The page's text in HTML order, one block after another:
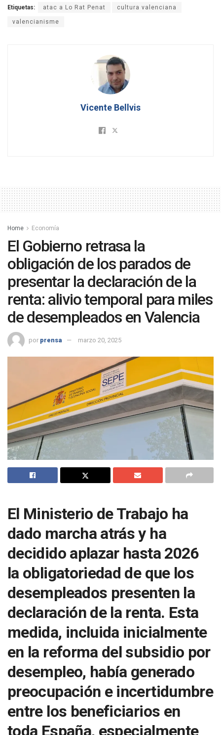
Etiquetas: atac a Lo Rat Penat cultura valenciana
valencianisme
Vicente Bellvis
Home Economía
El Gobierno retrasa la
obligación de los parados de
presentar la declaración de la
renta: alivio temporal para miles
de desempleados en Valencia
por prensa marzo 20, 2025
El Ministerio de Trabajo ha
dado marcha atrás y ha
decidido aplazar hasta 2026
la obligatoriedad de que los
desempleados presenten la
declaración de la renta. Esta
medida, incluida inicialmente
en la reforma del subsidio por
desempleo, había generado
preocupación e incertidumbre
entre los beneficiarios en
toda España, especialmente